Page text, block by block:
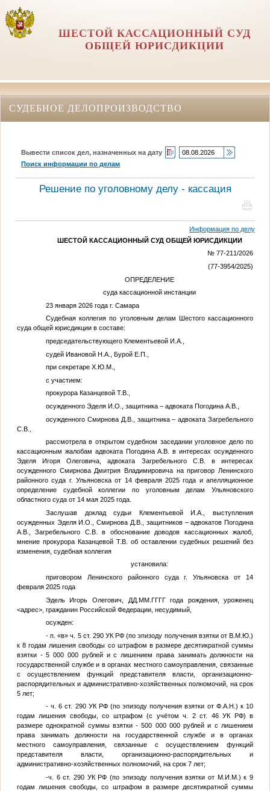
ШЕСТОЙ КАССАЦИОННЫЙ СУД
ОБЩЕЙ ЮРИСДИКЦИИ
СУДЕБНОЕ ДЕЛОПРОИЗВОДСТВО
Вывести список дел, назначенных на дату
Поиск информации по делам
Решение по уголовному делу - кассация
Информация по делу
ШЕСТОЙ КАССАЦИОННЫЙ СУД ОБЩЕЙ ЮРИСДИКЦИИ
№ 77-211/2026
(77-3954/2025)
ОПРЕДЕЛЕНИЕ
суда кассационной инстанции
23 января 2026 года г. Самара
Судебная коллегия по уголовным делам Шестого кассационного
суда общей юрисдикции в составе:
председательствующего Клементьевой И.А.,
судей Ивановой Н.А., Бурой Е.П.,
при секретаре Х.Ю.М.
с участием:
прокурора Казанцевой Т.В.,
осужденного Эделя И.О., защитника – адвоката Погодина А.В.,
осужденного Смирнова Д.В., защитника – адвоката Загребельного
С.В.,
рассмотрела в открытом судебном заседании уголовное дело по
кассационным жалобам адвоката Погодина А.В. в интересах осужденного
Эделя Игоря Олеговича, адвоката Загребельного С.В. в интересах
осужденного Смирнова Дмитрия Владимировича на приговор Ленинского
районного суда г. Ульяновска от 14 февраля 2025 года и апелляционное
определение судебной коллегии по уголовным делам Ульяновского
областного суда от 14 мая 2025 года.
Заслушав доклад судьи Клементьевой И.А., выступления
осужденных Эделя И.О., Смирнова Д.В., защитников – адвокатов Погодина
А.В., Загребельного С.В. в обоснование доводов кассационных жалоб,
мнение прокурора Казанцевой Т.В. об оставлении судебных решений без
изменения, судебная коллегия
установила:
приговором Ленинского районного суда г. Ульяновска от 14
февраля 2025 года
Эдель Игорь Олегович,
ДД.ММ.ГГГГгода рождения, уроженец
<адрес>, гражданин Российской Федерации, несудимый,
осужден:
- п. «в» ч. 5 ст. 290 УК РФ (по эпизоду получения взятки отВ.М.Ю.)
к 8 годам лишения свободы со штрафом в размере десятикратной суммы
взятки - 5 000 000 рублей и с лишением права занимать должности на
государственной службе и в органах местного самоуправления, связанные
с осуществлением функций представителя власти, организационно-
распорядительных и административно-хозяйственных полномочий, на срок
5 лет;
- ч. 6 ст. 290 УК РФ (по эпизоду получения взятки от Ф.А.Н. ) к 10
годам лишения свободы, со штрафом (с учётом ч. 2 ст. 46 УК РФ) в
размере однократной суммы взятки - 500 000 000 рублей и с лишением
права занимать должности на государственной службе и в органах
местного самоуправления, связанные с осуществлением функций
представителя власти, организационно-распорядительных и
административно-хозяйственных полномочий, на срок 7 лет;
-ч. 6 ст. 290 УК РФ (по эпизоду получения взятки от М.И.М. ) к 9
годам лишения свободы, со штрафом в размере десятикратной суммы